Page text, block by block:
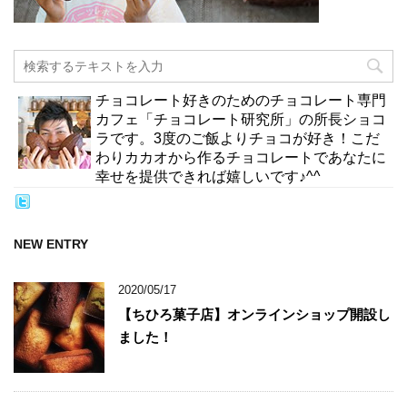
チョコレート好きのためのチョコレート専門
カフェ「チョコレート研究所」の所長ショコ
ラです。3度のご飯よりチョコが好き！こだ
わりカカオから作るチョコレートであなたに
幸せを提供できれば嬉しいです♪^^
NEW ENTRY
2020/05/17
【ちひろ菓子店】オンラインショップ開設し
ました！